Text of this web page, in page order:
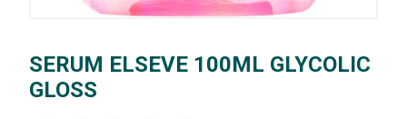
SERUM ELSEVE 100ML GLYCOLIC
GLOSS